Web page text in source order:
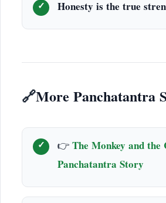
Honesty is the true
🔗More Panchatantra
👉The Monkey and the
Panchatantra Story